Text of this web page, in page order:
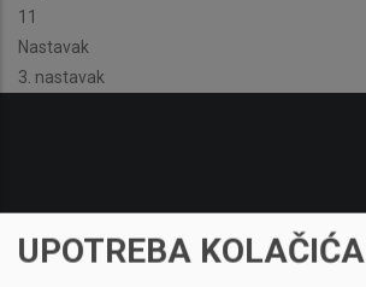
11
Nastavak
3. nastavak
UPOTREBA KOLAČIĆA